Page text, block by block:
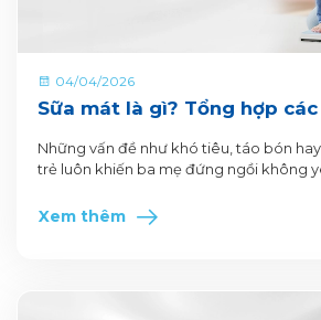
04/04/2026
Sữa mát là gì? Tổng hợp
tăng cân cho trẻ
Những vấn đề như khó tiêu, táo bón
trẻ luôn khiến ba mẹ đứng ngồi không
Xem thêm